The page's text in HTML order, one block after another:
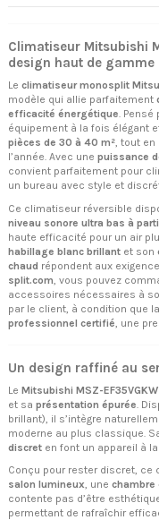
Climatiseur Mitsubishi
design haut de
Le climatiseur monosplit
modèle qui allie parfaitement
efficacité énergétique. Pensé
équipement à la fois élégant
pièces de 30 à 40 m², tout en
l’année. Avec une puissance
convient parfaitement pour
un bureau avec style et
Ce climatiseur réversible
niveau sonore ultra bas à
haute efficacité pour un air
habillage blanc brillant et son
chaud répondent aux
split.com , vous pouvez
accessoires nécessaires à
par le client, à condition que la
professionnel certifié , une
Un design raffiné au
Le Mitsubishi MSZ-EF35VGKW
et sa présentation épurée .
brillant), il s’intègre
moderne au plus classique.
discret en font un appareil à
Conçu pour rester discret, ce
salon lumineux, une chambre
contente pas d’être
permettant de rafraîchir